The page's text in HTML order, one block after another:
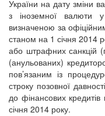
України на дату зміни
з іноземної валюти
визначеною за
станом на 1 січня 2014
або штрафних санкцій
(анульованих)
пов’язаним із
строку позовної
до фінансових
січня 2014 року.